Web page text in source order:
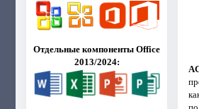
Отдельные компоненты Office
2013/2024: